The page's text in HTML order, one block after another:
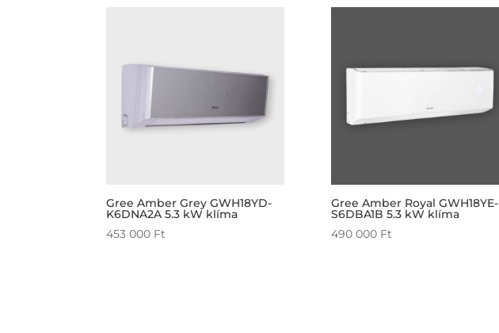
Gree Amber Grey GWH18YD-
K6DNA2A 5.3 kW klíma
453 000 Ft
Gree Amber Royal GWH18YE-
S6DBA1B 5.3 kW klíma
490 000 Ft